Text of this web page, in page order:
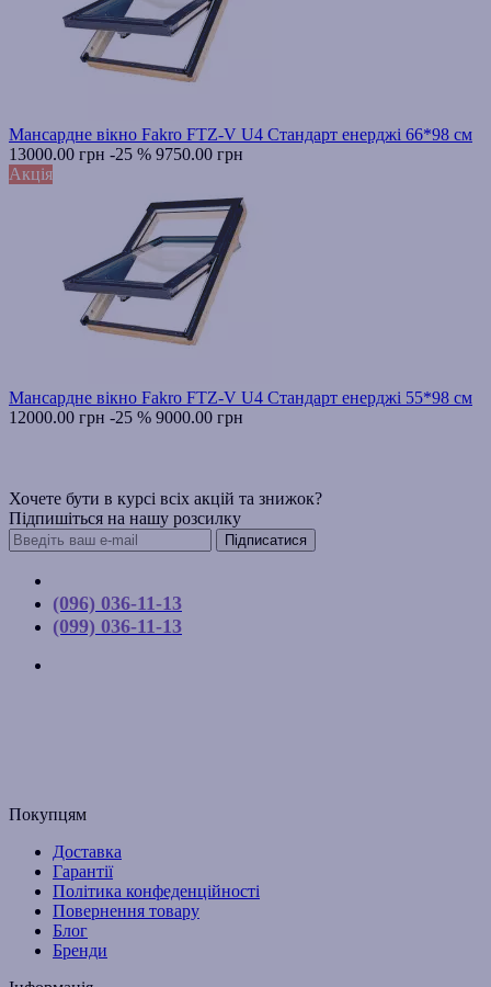
Мансардне вікно Fakro FTZ-V U4 Стандарт енерджі 66*98 см
13000.00 грн -25 % 9750.00 грн
Акція
Мансардне вікно Fakro FTZ-V U4 Стандарт енерджі 55*98 см
12000.00 грн -25 % 9000.00 грн
Хочете бути в курсі всіх акцій та знижок?
Підпишіться на нашу розсилку
Підписатися
(096) 036-11-13
(099) 036-11-13
Покупцям
Доставка
Гарантії
Політика конфеденційності
Повернення товару
Блог
Бренди